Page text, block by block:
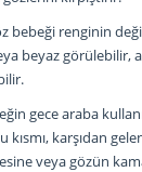
bebeği renginin
beyaz görülebilir,
gece araba
karşıdan gelen
veya gözün